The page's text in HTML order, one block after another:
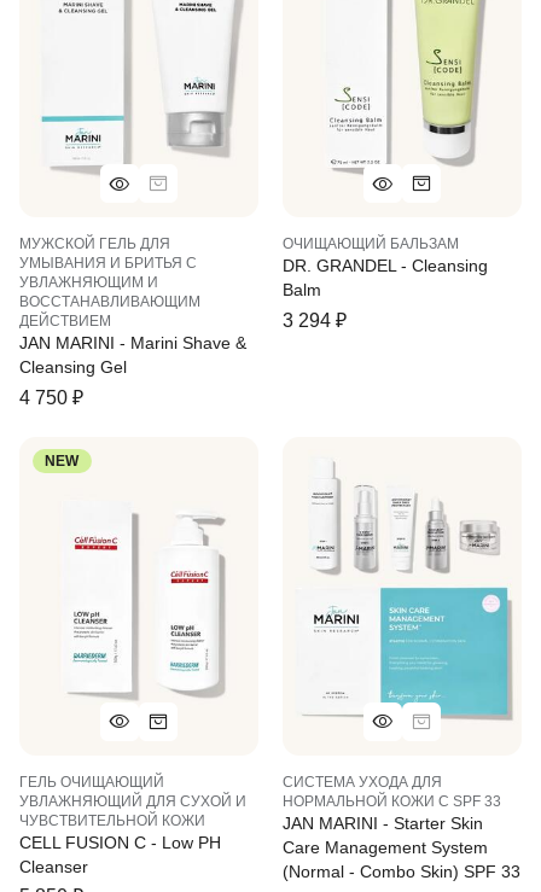
МУЖСКОЙ ГЕЛЬ ДЛЯ
УМЫВАНИЯ И БРИТЬЯ С
УВЛАЖНЯЮЩИМ И
ВОССТАНАВЛИВАЮЩИМ
ДЕЙСТВИЕМ
JAN MARINI - Marini Shave &
Cleansing Gel
4 750 ₽
ОЧИЩАЮЩИЙ БАЛЬЗАМ
DR. GRANDEL - Cleansing
Balm
3 294 ₽
NEW
ГЕЛЬ ОЧИЩАЮЩИЙ
УВЛАЖНЯЮЩИЙ ДЛЯ СУХОЙ И
ЧУВСТВИТЕЛЬНОЙ КОЖИ
CELL FUSION C - Low PH
Cleanser
СИСТЕМА УХОДА ДЛЯ
НОРМАЛЬНОЙ КОЖИ С SPF 33
JAN MARINI - Starter Skin
Care Management System
(Normal - Combo Skin) SPF 33